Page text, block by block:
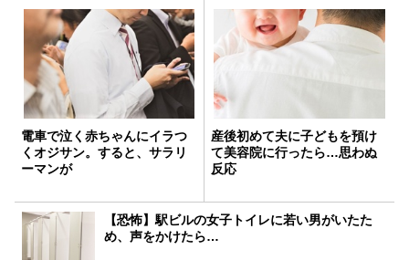
電車で泣く赤ちゃんにイラつ
くオジサン。すると、サラリ
ーマンが
産後初めて夫に子どもを預け
て美容院に行ったら…思わぬ
反応
【恐怖】駅ビルの女子トイレに若い男がいたた
め、声をかけたら…